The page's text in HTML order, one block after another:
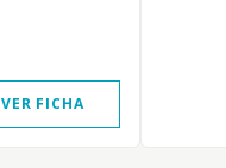
VER FICHA